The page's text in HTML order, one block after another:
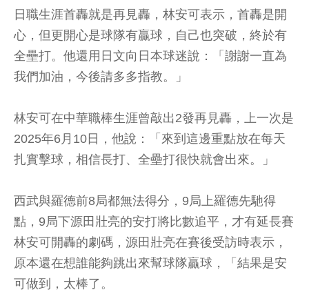
日職生涯首轟就是再見轟，林安可表示，首轟是開
心，但更開心是球隊有贏球，自己也突破，終於有
全壘打。他還用日文向日本球迷說：「謝謝一直為
我們加油，今後請多多指教。」
林安可在中華職棒生涯曾敲出2發再見轟，上一次是
2025年6月10日，他說：「來到這邊重點放在每天
扎實擊球，相信長打、全壘打很快就會出來。」
西武與羅德前8局都無法得分，9局上羅德先馳得
點，9局下源田壯亮的安打將比數追平，才有延長賽
林安可開轟的劇碼，源田壯亮在賽後受訪時表示，
原本還在想誰能夠跳出來幫球隊贏球，「結果是安
可做到，太棒了。